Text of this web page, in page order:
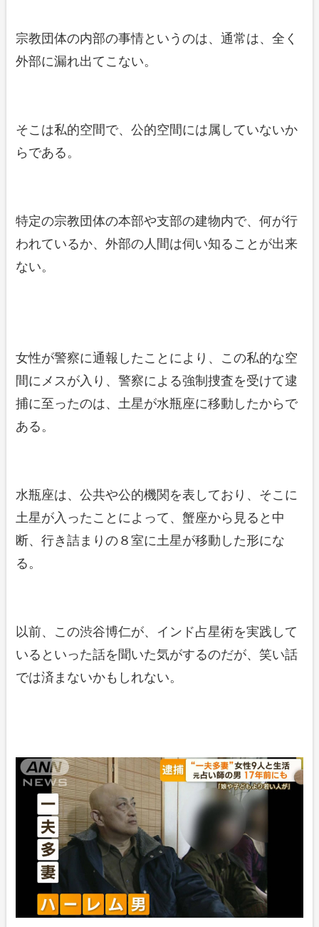
宗教団体の内部の事情というのは、通常は、全く
外部に漏れ出てこない。
そこは私的空間で、公的空間には属していないか
らである。
特定の宗教団体の本部や支部の建物内で、何が行
われているか、外部の人間は伺い知ることが出来
ない。
女性が警察に通報したことにより、この私的な空
間にメスが入り、警察による強制捜査を受けて逮
捕に至ったのは、土星が水瓶座に移動したからで
ある。
水瓶座は、公共や公的機関を表しており、そこに
土星が入ったことによって、蟹座から見ると中
断、行き詰まりの８室に土星が移動した形にな
る。
以前、この渋谷博仁が、インド占星術を実践して
いるといった話を聞いた気がするのだが、笑い話
では済まないかもしれない。